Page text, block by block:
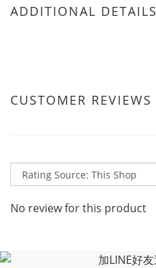
ADDITIONAL DETAILS
CUSTOMER REVIEWS
No review for this product